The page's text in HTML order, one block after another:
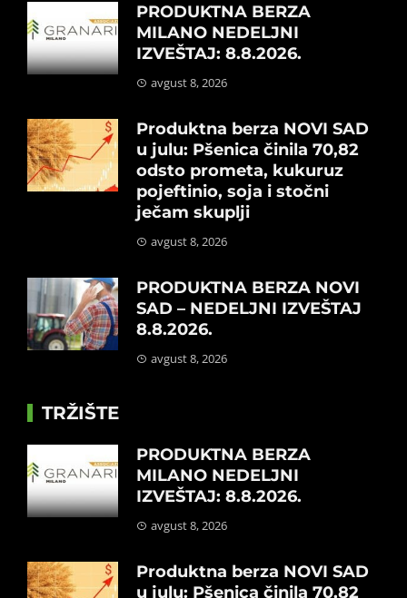
PRODUKTNA BERZA
MILANO NEDELJNI
IZVEŠTAJ: 8.8.2026.
avgust 8, 2026
Produktna berza NOVI SAD
u julu: Pšenica činila 70,82
odsto prometa, kukuruz
pojeftinio, soja i stočni
ječam skuplji
avgust 8, 2026
PRODUKTNA BERZA NOVI
SAD – NEDELJNI IZVEŠTAJ
8.8.2026.
avgust 8, 2026
TRŽIŠTE
PRODUKTNA BERZA
MILANO NEDELJNI
IZVEŠTAJ: 8.8.2026.
avgust 8, 2026
Produktna berza NOVI SAD
u julu: Pšenica činila 70,82